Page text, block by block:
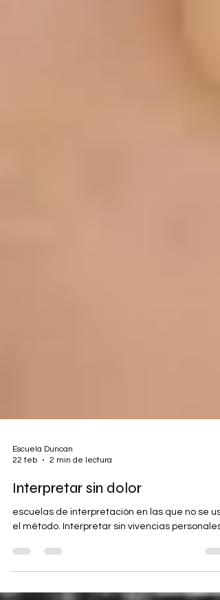
Interpretar sin dolor
escuelas de interpretación en las que no se